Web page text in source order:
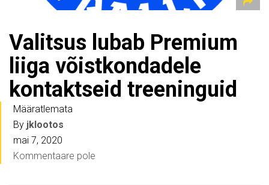
Valitsus lubab Premium
liiga võistkondadele
kontaktseid treeninguid
Määratlemata
By jklootos
mai 7, 2020
Kommentaare pole